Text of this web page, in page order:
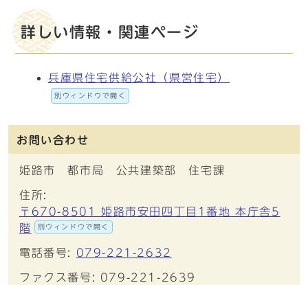
詳しい情報・関連ページ
兵庫県住宅供給公社（県営住宅）
別ウィンドウで開く
お問い合わせ
姫路市 都市局 公共建築部 住宅課
住所:
〒670-8501 姫路市安田四丁目1番地 本庁舎5
階
別ウィンドウで開く
電話番号: 079-221-2632
ファクス番号: 079-221-2639